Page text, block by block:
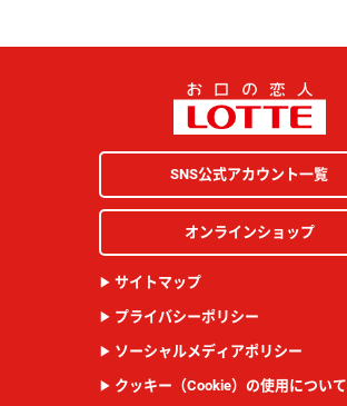
サイトマップ
プライバシーポリシー
ソーシャルメディアポリシー
クッキー（Cookie）の使用について
SNS公式アカウント一覧
オンラインショップ